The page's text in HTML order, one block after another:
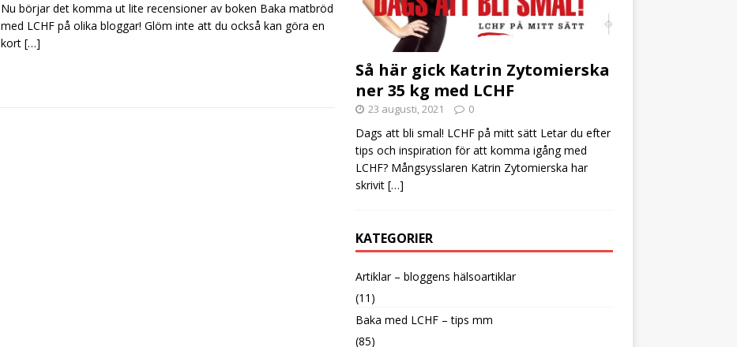
Nu börjar det komma ut lite recensioner av boken Baka matbröd
med LCHF på olika bloggar! Glöm inte att du också kan göra en
kort […]
Så här gick Katrin Zytomierska
ner 35 kg med LCHF
23 augusti, 2021 0
Dags att bli smal! LCHF på mitt sätt Letar du efter
tips och inspiration för att komma igång med
LCHF? Mångsysslaren Katrin Zytomierska har
skrivit […]
KATEGORIER
Artiklar – bloggens hälsoartiklar
(11)
Baka med LCHF – tips mm
(85)